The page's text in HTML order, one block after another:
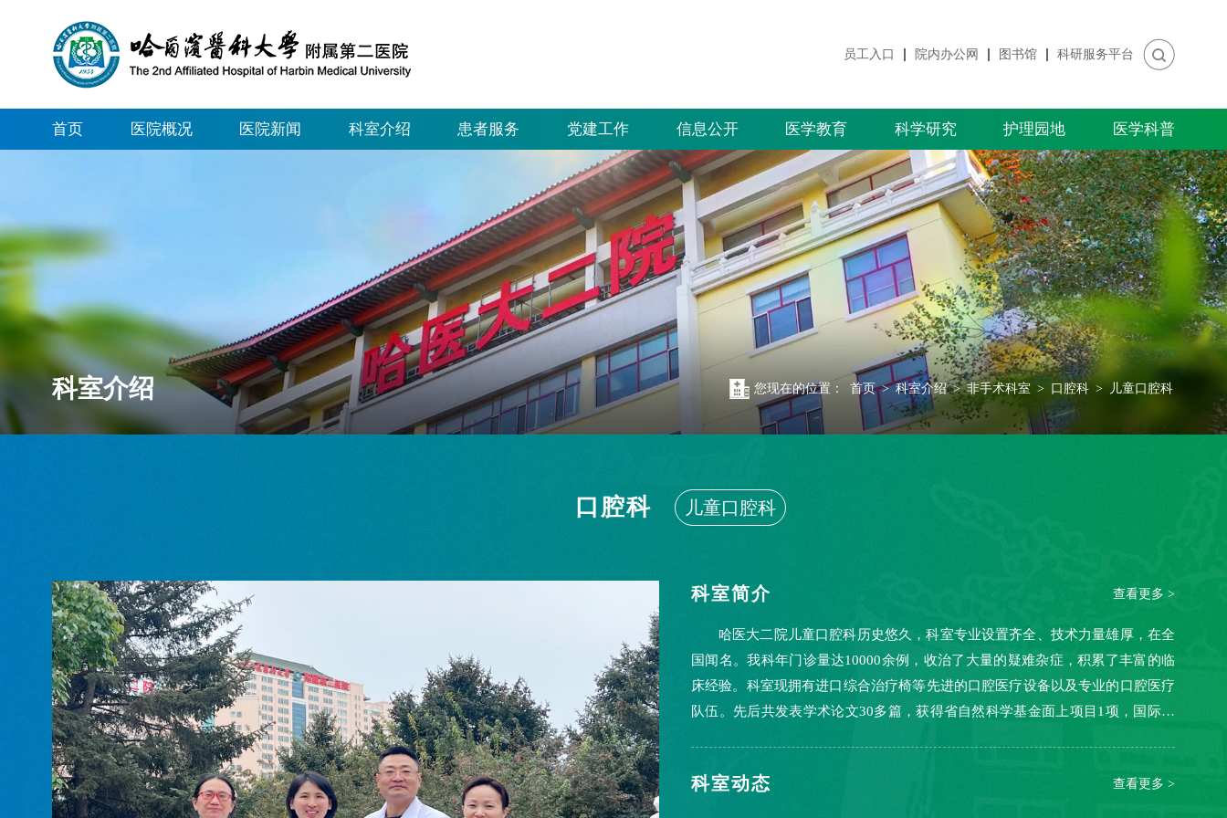
员工入口 院内办公网 图书馆 科研服务平台
首页 医院概况 医院新闻 科室介绍 患者服务 党建工作 信息公开 医学教育 科学研究 护理园地 医学科普
科室介绍 您现在的位置： 首页 > 科室介绍 > 非手术科室 > 口腔科 > 儿童口腔科
口腔科 儿童口腔科
科室简介 查看更多 >
哈医大二院儿童口腔科历史悠久，科室专业设置齐全、技术力量雄厚，在全
国闻名。我科年门诊量达10000余例，收治了大量的疑难杂症，积累了丰富的临
床经验。科室现拥有进口综合治疗椅等先进的口腔医疗设备以及专业的口腔医疗
队伍。先后共发表学术论文30多篇，获得省自然科学基金面上项目1项，国际合
科室动态 查看更多 >